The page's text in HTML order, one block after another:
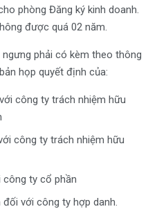
phòng Đăng ký kinh doanh.
được quá 02 năm.
phải có kèm theo thông
họp quyết định của:
công ty trách nhiệm hữu
công ty trách nhiệm hữu
ty cổ phần
với công ty hợp danh.